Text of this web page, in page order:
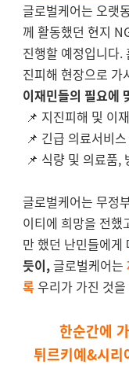
글로벌케어는 오랫
께 활동했던 현지
진행할 예정입니다.
진피해 현장으로 가
이재민들의 필요에
📌 지진피해 및 이
📌 긴급 의료서비
📌 식량 및 의료품,
글로벌케어는 무정
이티에 희망을 전했
만 했던 난민들에게
듯이,글로벌케어는
록 우리가 가진 것
한순간에
튀르키예&시리